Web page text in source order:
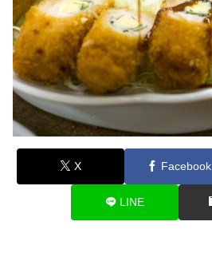
X Facebook
LINE